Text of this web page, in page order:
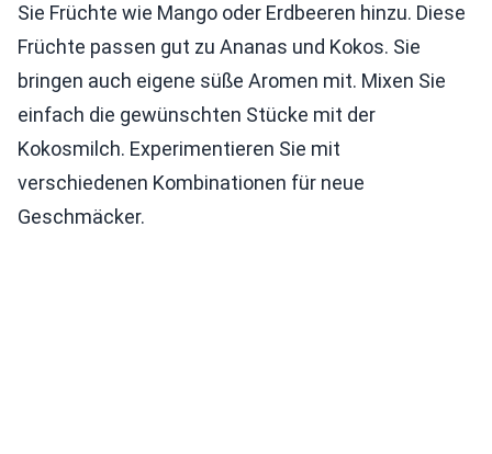
Sie Früchte wie Mango oder Erdbeeren hinzu. Diese
Früchte passen gut zu Ananas und Kokos. Sie
bringen auch eigene süße Aromen mit. Mixen Sie
einfach die gewünschten Stücke mit der
Kokosmilch. Experimentieren Sie mit
verschiedenen Kombinationen für neue
Geschmäcker.